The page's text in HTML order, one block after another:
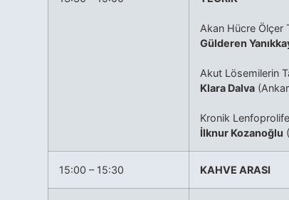
Akan Hücre Ölçer
Gülderen
Akut Lösemilerin
Klara Dalva
Kronik
İlknur Kozanoğlu
15:00 – 15:30 KAHVE ARASI